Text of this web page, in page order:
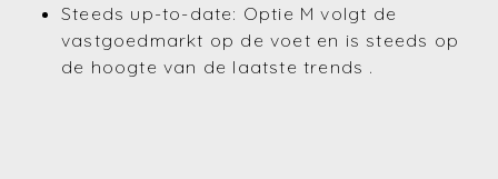
Steeds up-to-date: Optie M volgt de
vastgoedmarkt op de voet en is steeds op
de hoogte van de laatste trends .